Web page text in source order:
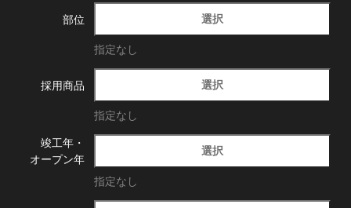
部位 選択
指定なし
採用商品 選択
指定なし
竣工年・
オープン年
選択
指定なし